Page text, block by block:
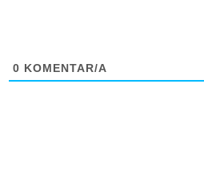
0 KOMENTAR/A